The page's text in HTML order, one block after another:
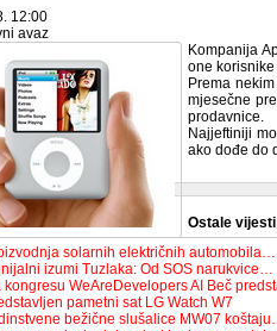
12:00
avaz
Kompanija
one
Prema
mjesečne
prodavnice.
Najjeftiniji
ako dođe do
Ostale vijesti
solarnih električnih automobila…
izumi Tuzlaka: Od SOS narukvice…
kongresu WeAreDevelopers AI Beč
pametni sat LG Watch W7
bežične slušalice MW07